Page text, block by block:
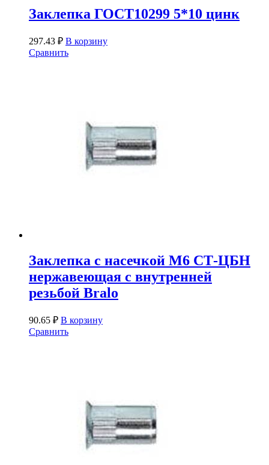
Заклепка ГОСТ10299 5*10 цинк
297.43 ₽ В корзину
Сравнить
Заклепка с насечкой М6 СТ-ЦБН
нержавеющая с внутренней
резьбой Bralo
90.65 ₽ В корзину
Сравнить